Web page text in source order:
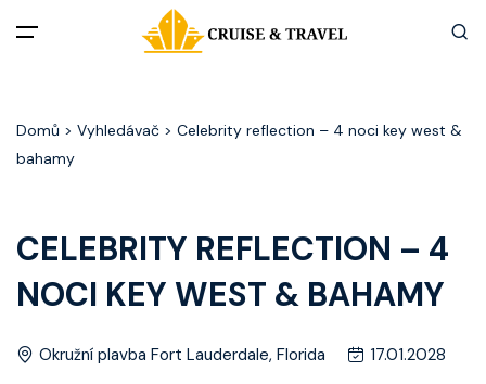
Akční nabídky
Zážitky z plaveb
Domů > Vyhledávač > Celebrity reflection – 4 noci key west &
bahamy
CELEBRITY REFLECTION – 4
NOCI KEY WEST & BAHAMY
Okružní plavba Fort Lauderdale, Florida 17.01.2028